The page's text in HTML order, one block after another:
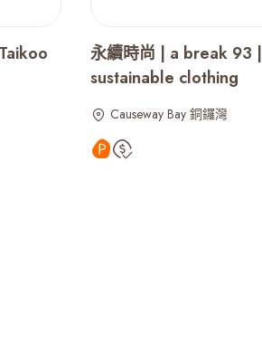
永續時尚 | a break 93 |
sustainable clothing
Causeway Bay 銅鑼灣